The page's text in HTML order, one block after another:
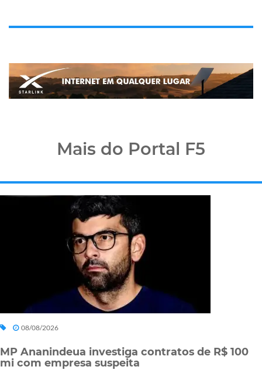
Mais do Portal F5
08/08/2026
MP Ananindeua investiga contratos de R$ 100
mi com empresa suspeita